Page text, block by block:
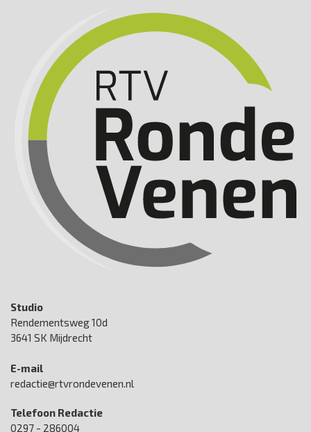
Studio
Rendementsweg 10d
3641 SK Mijdrecht
E-mail
redactie@rtvrondevenen.nl
Telefoon Redactie
0297 - 286004